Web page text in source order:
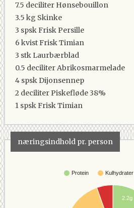
7.5 deciliter Hønsebouillon
3.5 kg Skinke
3 spskFrisk Persille
6 kvistFrisk Timian
3 stk Laurbærblad
0.5 deciliterAbrikosmarmelade
4 spskDijonsennep
2 deciliterPiskefløde 38%
1 spskFrisk Timian
næringsindhold pr. person
Protein Kulhydrater
2.2g